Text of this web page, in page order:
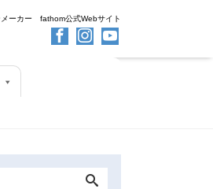
メーカー fathom公式Webサイト